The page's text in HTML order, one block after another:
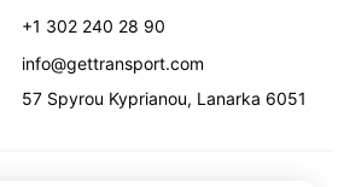
+1 302 240 28 90
info@gettransport.com
57 Spyrou Kyprianou, Lanarka 6051